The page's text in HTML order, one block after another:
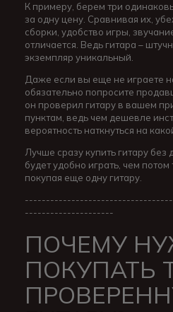
К примеру, берем три
за одну цену. Сравнивая их,
сборки, удобство игры,
отличается. Ведь гитара –
экземпляр уникальный.
Даже если вы еще не играете
обязательно попросите
он проверил гитару в вашем
пунктам, ведь чем дешевле
вероятность наткнуться на
Лучше сразу купить гитару без
будет удобно играть, чем потом
покупая еще одну гитару.
---------------------
ПОЧЕМУ
ПОКУПАТЬ